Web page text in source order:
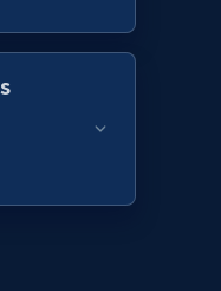
products by
price, Final